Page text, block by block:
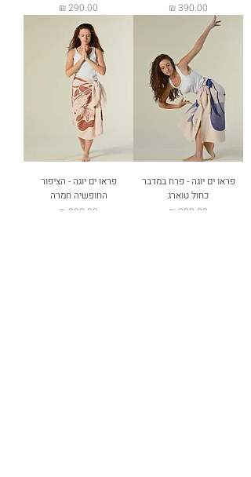
מחיר
מחיר
פראו ים יוגה - פרח במדבר
כחול טוארג
מחיר
פראו ים יוגה - הציפור
החופשיה חמרה
מחיר